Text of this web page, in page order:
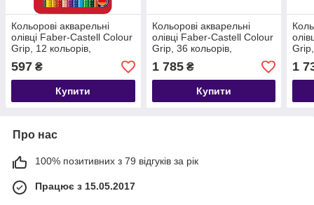
Кольорові акварельні
олівці Faber-Castell Colour
Grip, 12 кольорів,
тригранні, метал. коробка
597 ₴
Купити
Кольорові акварельні
олівці Faber-Castell Colour
Grip, 36 кольорів,
тригранні, метал. коробка
1 785₴
Купити
1
Про нас
100% позитивних з 79 відгуків за рік
Працює з 15.05.2017